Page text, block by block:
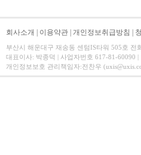
회사소개 이용약관 개인정보취급방침
부산시 해운대구 재송동 센텀IS타워 505호 전
대표이사: 박종덕 | 사업자번호 617-81-60090 |
개인정보보호 관리책임자:전찬우